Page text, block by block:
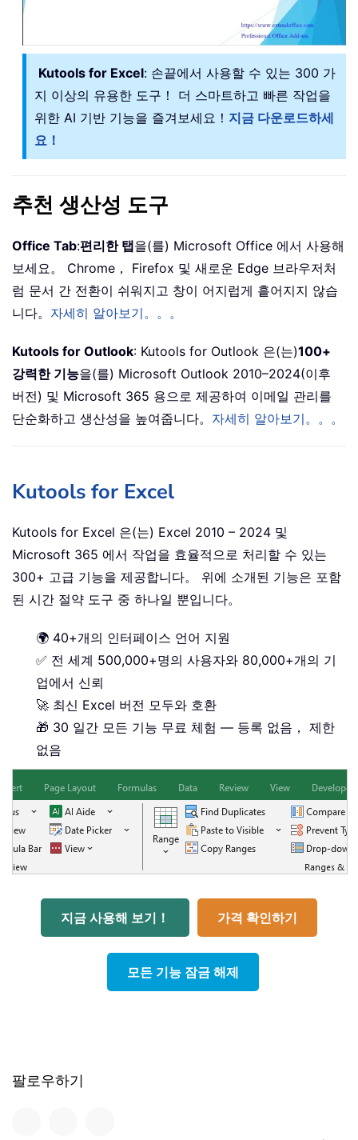
Kutools for Excel: 손끝에서 사용할 수 있는 300 가
지 이상의 유용한 도구！ 더 스마트하고 빠른 작업을
위한 AI 기반 기능을 즐겨보세요！ 지금 다운로드하세
요！
추천 생산성 도구
Office Tab:편리한 탭을(를) Microsoft Office 에서 사용해
보세요。 Chrome， Firefox 및 새로운 Edge 브라우저처
럼 문서 간 전환이 쉬워지고 창이 어지럽게 흩어지지 않습
니다。 자세히 알아보기。。。
Kutools for Outlook: Kutools for Outlook 은(는)100+
강력한 기능을(를) Microsoft Outlook 2010–2024(이후
버전) 및 Microsoft 365 용으로 제공하여 이메일 관리를
단순화하고 생산성을 높여줍니다。 자세히 알아보기。。。
Kutools for Excel
Kutools for Excel 은(는) Excel 2010 – 2024 및
Microsoft 365 에서 작업을 효율적으로 처리할 수 있는
300+ 고급 기능을 제공합니다。 위에 소개된 기능은 포함
된 시간 절약 도구 중 하나일 뿐입니다。
🌍 40+개의 인터페이스 언어 지원
✅ 전 세계 500,000+명의 사용자와 80,000+개의 기
업에서 신뢰
🚀 최신 Excel 버전 모두와 호환
🎁 30 일간 모든 기능 무료 체험 — 등록 없음， 제한
없음
지금 사용해 보기！ 가격 확인하기
모든 기능 잠금 해제
팔로우하기